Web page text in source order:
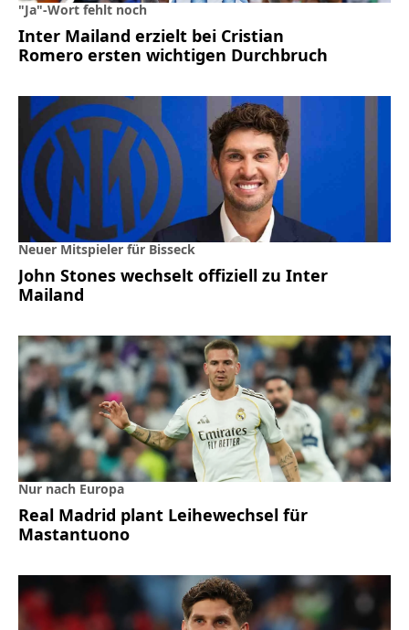
"Ja"-Wort fehlt noch
Inter Mailand erzielt bei Cristian
Romero ersten wichtigen Durchbruch
Neuer Mitspieler für Bisseck
John Stones wechselt offiziell zu Inter
Mailand
Nur nach Europa
Real Madrid plant Leihewechsel für
Mastantuono